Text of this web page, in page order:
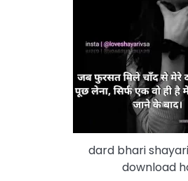
dard bhari
download